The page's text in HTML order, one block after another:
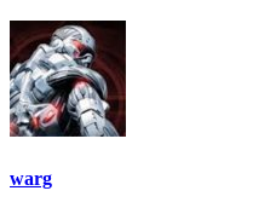
warg